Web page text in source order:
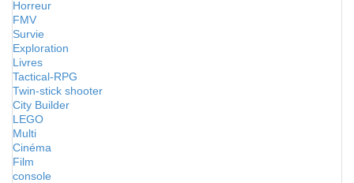
Horreur
FMV
Survie
Exploration
Livres
Tactical-RPG
Twin-stick shooter
City Builder
LEGO
Multi
Cinéma
Film
console